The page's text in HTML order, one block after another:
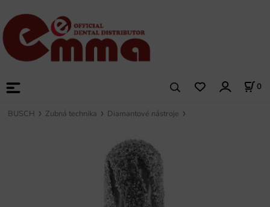
0
BUSCH Zubná technika Diamantové nástroje